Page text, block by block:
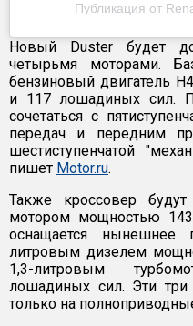
Публикация от
Новый Duster будет
четырьмя моторами.
бензиновый двигатель
и 117 лошадиных сил.
сочетаться с
передач и передним
шестиступенчатой
пишет Motor.ru.
Также кроссовер
мотором мощностью
оснащается нынешнее
литровым дизелем
1,3-литровым
лошадиных сил. Эти три
только на